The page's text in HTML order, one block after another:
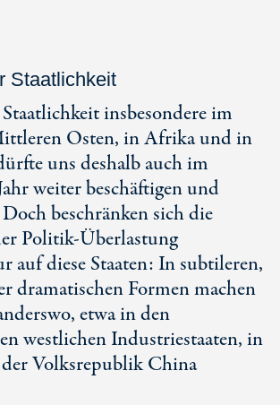
Staatlichkeit
insbesondere im
Osten, in Afrika und in
uns deshalb auch im
weiter beschäftigen und
beschränken sich die
Politik-Überlastung
auf diese Staaten: In subtileren,
dramatischen Formen machen
etwa in den
westlichen Industriestaaten, in
Volksrepublik China